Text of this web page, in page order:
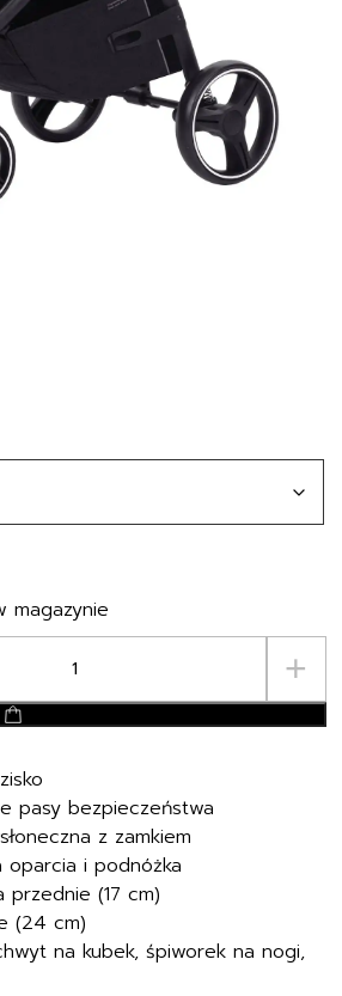
magazynie
+
pasy bezpieczeństwa
z zamkiem
oparcia i podnóżka
przednie (17 cm)
(24 cm)
na kubek, śpiworek na nogi,